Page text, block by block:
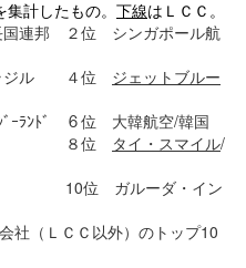
計したもの。 下線はＬＣＣ。
国連邦 ２位 シンガポール航
ジル ４位 ジェットブルー
ﾞｰﾗﾝﾄﾞ ６位 大韓航空/韓国
８位 タイ・スマイル/
10位 ガルーダ・イン
社（ＬＣＣ以外）のトップ10